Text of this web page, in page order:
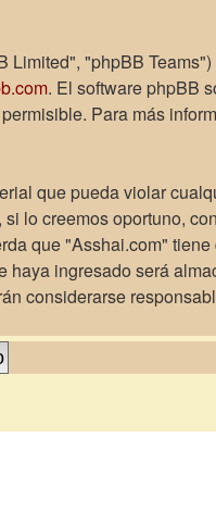
"phpBB
. El software phpBB
Para más
que pueda violar
lo creemos oportuno,
que "Asshai.com"
ingresado será
considerarse